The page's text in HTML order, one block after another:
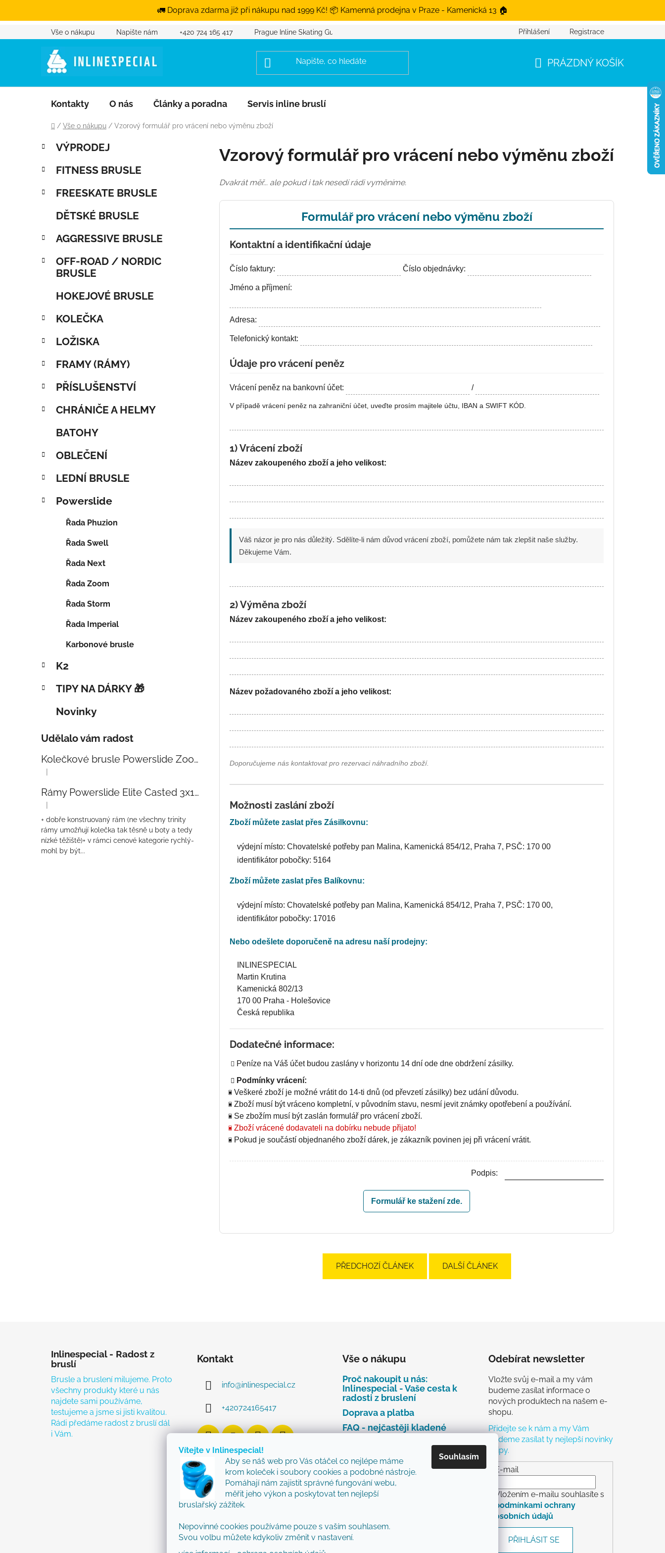
🚛 Doprava zdarma již při nákupu nad 1999 Kč! 📦 Kamenná prodejna v Praze - Kamenická 13 🏠
Vítejte v Inlinespecial!
Aby se náš web pro Vás otáčel co nejlépe máme
krom koleček i soubory cookies a podobné nástroje.
Pomáhají nám zajistit správné fungování webu,
měřit jeho výkon a poskytovat ten nejlepší
bruslařský zážitek.
Nepovinné cookies používáme pouze s vaším souhlasem.
Svou volbu můžete kdykoliv změnit v nastavení.
Souhlasím
Přejít na obsah
Vše o nákupu Napište nám +420 724 165 417 Prague Inline Skating Guide Přihlášení Registrace
PRÁZDNÝ KOŠÍK
Kontakty O nás Články a poradna Servis inline bruslí
Domů
/ Vše o nákupu / Vzorový formulář pro vrácení nebo výměnu zboží
Postranní panel
Přeskočit kategorie
Kategorie
VÝPRODEJ
FITNESS BRUSLE
FREESKATE BRUSLE
DĚTSKÉ BRUSLE
AGGRESSIVE BRUSLE
OFF-ROAD / NORDIC
BRUSLE
HOKEJOVÉ BRUSLE
KOLEČKA
LOŽISKA
FRAMY (RÁMY)
PŘÍSLUŠENSTVÍ
CHRÁNIČE A HELMY
BATOHY
OBLEČENÍ
LEDNÍ BRUSLE
Powerslide
Řada Phuzion
Řada Swell
Řada Next
Řada Zoom
Řada Storm
Řada Imperial
Karbonové brusle
K2
TIPY NA DÁRKY 🎁
Novinky
Udělalo vám radost
Kolečkové brusle Powerslide Zoom Baby Blue 80
Hodnocení produktu je 5 z 5 hvězdiček.
|
Rámy Powerslide Elite Casted 3x110 Trinity 270mm
Hodnocení produktu je 4 z 5 hvězdiček.
|
+ dobře konstruovaný rám (ne všechny trinity
rámy umožňují kolečka tak těsně u boty a tedy
nízké těžiště)+ v rámci cenové kategorie rychlý-
mohl by být...
Vzorový formulář pro vrácení nebo výměnu zboží
Dvakrát měř... ale pokud i tak nesedí rádi vyměníme.
Formulář pro vrácení nebo výměnu zboží
Kontaktní a identifikační údaje
Číslo faktury: Číslo objednávky:
Jméno a příjmení:
Adresa:
Telefonický kontakt:
Údaje pro vrácení peněz
Vrácení peněz na bankovní účet: /
V případě vrácení peněz na zahraniční účet, uveďte prosím majitele účtu, IBAN a SWIFT KÓD.
1) Vrácení zboží
Název zakoupeného zboží a jeho velikost:
Váš názor je pro nás důležitý. Sdělíte-li nám důvod vrácení zboží, pomůžete nám tak zlepšit naše služby.
Děkujeme Vám.
2) Výměna zboží
Název zakoupeného zboží a jeho velikost:
Název požadovaného zboží a jeho velikost:
Doporučujeme nás kontaktovat pro rezervaci náhradního zboží.
Možnosti zaslání zboží
Zboží můžete zaslat přes Zásilkovnu:
výdejní místo: Chovatelské potřeby pan Malina, Kamenická 854/12, Praha 7, PSČ: 170 00
identifikátor pobočky: 5164
Zboží můžete zaslat přes Balíkovnu:
výdejní místo: Chovatelské potřeby pan Malina, Kamenická 854/12, Praha 7, PSČ: 170 00,
identifikátor pobočky: 17016
Nebo odešlete doporučeně na adresu naší prodejny:
INLINESPECIAL
Martin Krutina
Kamenická 802/13
170 00 Praha - Holešovice
Česká republika
Dodatečné informace:
Peníze na Váš účet budou zaslány v horizontu 14 dní ode dne obdržení zásilky.
Podmínky vrácení:
Veškeré zboží je možné vrátit do 14-ti dnů (od převzetí zásilky) bez udání důvodu.
Zboží musí být vráceno kompletní, v původním stavu, nesmí jevit známky opotřebení a používání.
Se zbožím musí být zaslán formulář pro vrácení zboží.
Zboží vrácené dodavateli na dobírku nebude přijato!
Pokud je součástí objednaného zboží dárek, je zákazník povinen jej při vrácení vrátit.
Podpis:
Formulář ke stažení zde.
PŘEDCHOZÍ ČLÁNEK DALŠÍ ČLÁNEK
Inlinespecial - Radost z
bruslí
Brusle a bruslení milujeme. Proto
všechny produkty které u nás
najdete sami používáme,
testujeme a jsme si jisti kvalitou.
Rádi předáme radost z bruslí dál
i Vám.
Kontakt
info@inlinespecial.cz
+420724165417
Vše o nákupu
Proč nakoupit u nás:
Inlinespecial - Vaše cesta k
radosti z bruslení
Doprava a platba
FAQ - nejčastěji kladené
Najdete u nás tyto značky
Zásady ochrany osobních
údajů
Obchodní podmínky
nebo výměnu zboží
Odebírat newsletter
Vložte svůj e-mail a my vám
budeme zasílat informace o
nových produktech na našem e-
shopu.
Přidejte se k nám a my Vám
budeme zasílat ty nejlepší novinky
a tipy.
E-mail
Vložením e-mailu souhlasíte s
podmínkami ochrany
osobních údajů
PŘIHLÁSIT SE